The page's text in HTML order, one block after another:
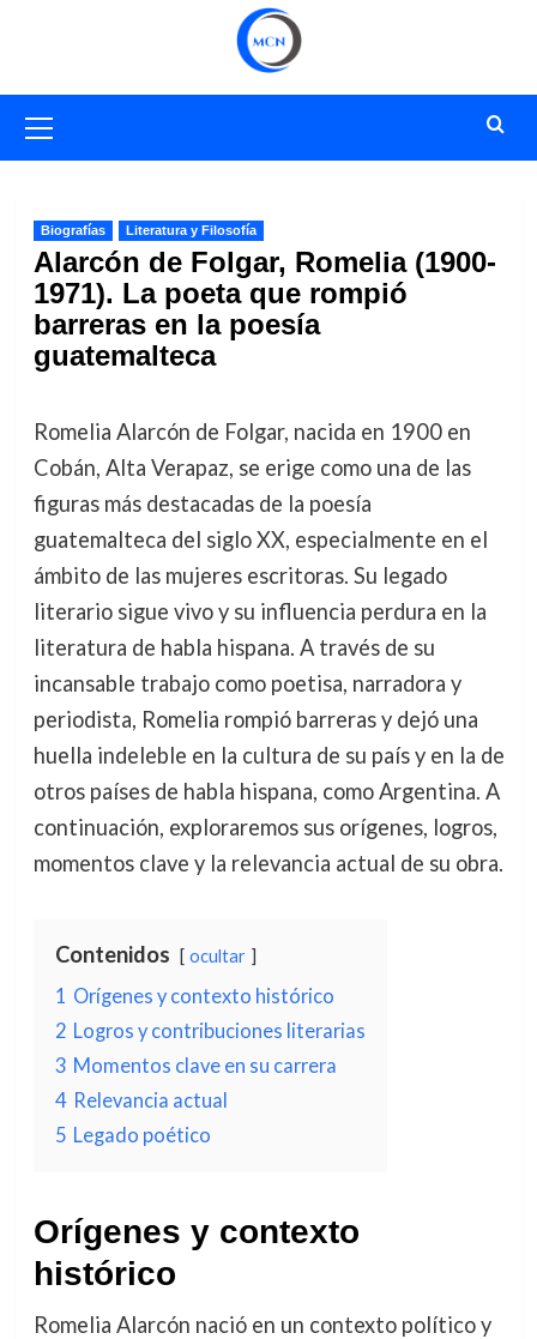
primario
Biografías Literatura y Filosofía
Alarcón de Folgar, Romelia (1900-
1971). La poeta que rompió
barreras en la poesía
guatemalteca
Romelia Alarcón de Folgar, nacida en 1900 en
Cobán, Alta Verapaz, se erige como una de las
figuras más destacadas de la poesía
guatemalteca del siglo XX, especialmente en el
ámbito de las mujeres escritoras. Su legado
literario sigue vivo y su influencia perdura en la
literatura de habla hispana. A través de su
incansable trabajo como poetisa, narradora y
periodista, Romelia rompió barreras y dejó una
huella indeleble en la cultura de su país y en la de
otros países de habla hispana, como Argentina. A
continuación, exploraremos sus orígenes, logros,
momentos clave y la relevancia actual de su obra.
Contenidos ocultar
1 Orígenes y contexto histórico
2 Logros y contribuciones literarias
3 Momentos clave en su carrera
4 Relevancia actual
5 Legado poético
Orígenes y contexto
histórico
Romelia Alarcón nació en un contexto político y